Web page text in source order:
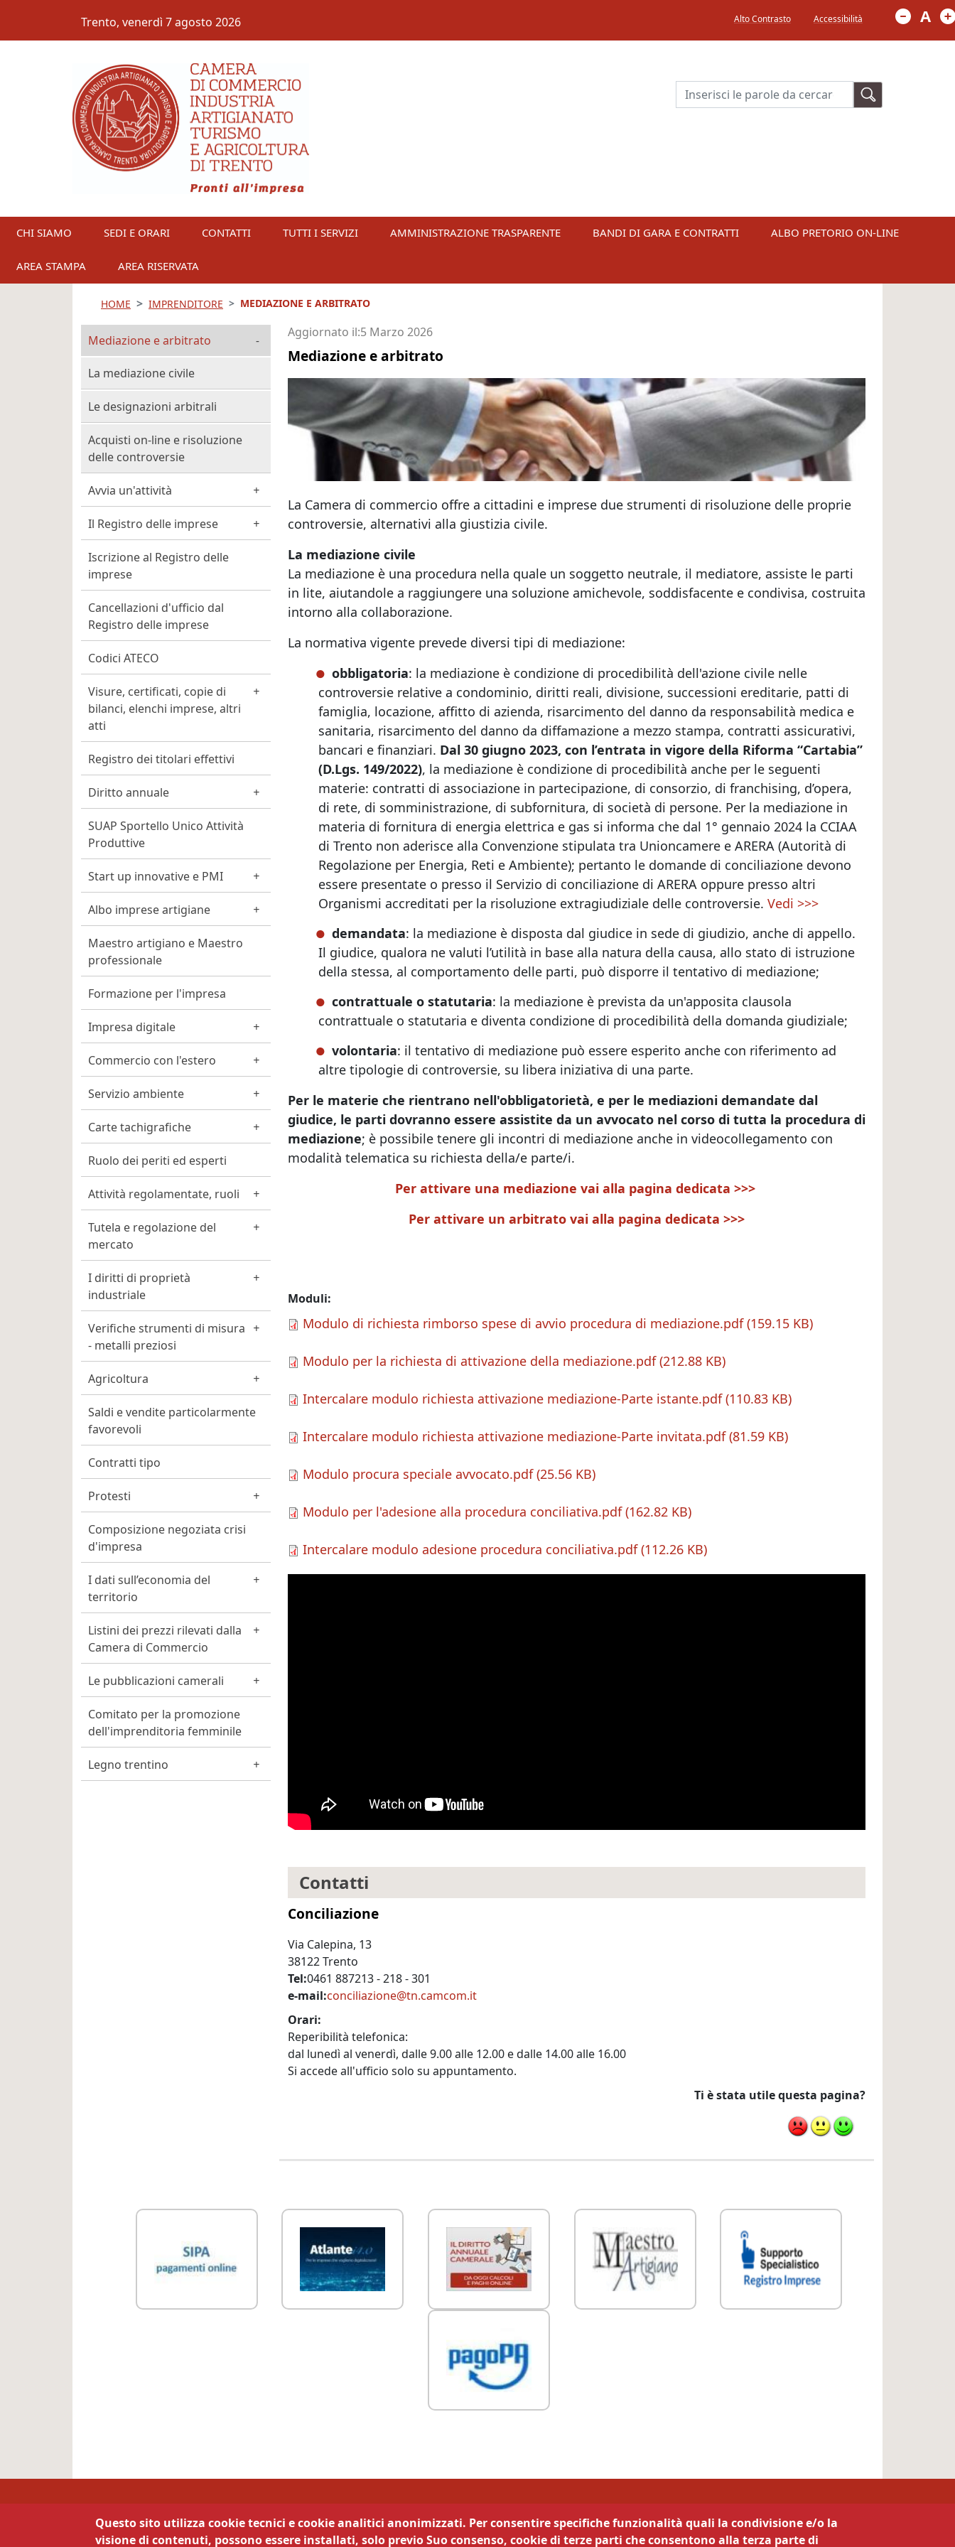
Trento, venerdì 7 agosto 2026 Menù in alto a destra
Alto Contrasto Accessibilità A
Cerca
CHI SIAMO SEDI E ORARI CONTATTI TUTTI I SERVIZI AMMINISTRAZIONE TRASPARENTE BANDI DI GARA E CONTRATTI ALBO PRETORIO ON-LINE
AREA STAMPA AREA RISERVATA
HOME IMPRENDITORE MEDIAZIONE E ARBITRATO
Aggiornato il 5 Marzo 2026
Mediazione e arbitrato
La Camera di commercio offre a cittadini e imprese due strumenti di risoluzione delle proprie
controversie, alternativi alla giustizia civile.
La mediazione civile
La mediazione è una procedura nella quale un soggetto neutrale, il mediatore, assiste le parti
in lite, aiutandole a raggiungere una soluzione amichevole, soddisfacente e condivisa, costruita
intorno alla collaborazione.
La normativa vigente prevede diversi tipi di mediazione:
obbligatoria: la mediazione è condizione di procedibilità dell'azione civile nelle
controversie relative a condominio, diritti reali, divisione, successioni ereditarie, patti di
famiglia, locazione, affitto di azienda, risarcimento del danno da responsabilità medica e
sanitaria, risarcimento del danno da diffamazione a mezzo stampa, contratti assicurativi,
bancari e finanziari. Dal 30 giugno 2023, con l’entrata in vigore della Riforma “Cartabia”
(D.Lgs. 149/2022), la mediazione è condizione di procedibilità anche per le seguenti
materie: contratti di associazione in partecipazione, di consorzio, di franchising, d’opera,
di rete, di somministrazione, di subfornitura, di società di persone. Per la mediazione in
materia di fornitura di energia elettrica e gas si informa che dal 1° gennaio 2024 la CCIAA
di Trento non aderisce alla Convenzione stipulata tra Unioncamere e ARERA (Autorità di
Regolazione per Energia, Reti e Ambiente); pertanto le domande di conciliazione devono
essere presentate o presso il Servizio di conciliazione di ARERA oppure presso altri
Organismi accreditati per la risoluzione extragiudiziale delle controversie. Vedi >>>
demandata: la mediazione è disposta dal giudice in sede di giudizio, anche di appello.
Il giudice, qualora ne valuti l’utilità in base alla natura della causa, allo stato di istruzione
della stessa, al comportamento delle parti, può disporre il tentativo di mediazione;
contrattuale o statutaria: la mediazione è prevista da un'apposita clausola
contrattuale o statutaria e diventa condizione di procedibilità della domanda giudiziale;
volontaria: il tentativo di mediazione può essere esperito anche con riferimento ad
altre tipologie di controversie, su libera iniziativa di una parte.
Per le materie che rientrano nell'obbligatorietà, e per le mediazioni demandate dal
giudice, le parti dovranno essere assistite da un avvocato nel corso di tutta la procedura di
mediazione; è possibile tenere gli incontri di mediazione anche in videocollegamento con
modalità telematica su richiesta della/e parte/i.
Per attivare una mediazione vai alla pagina dedicata >>>
Per attivare un arbitrato vai alla pagina dedicata >>>
Moduli
Modulo di richiesta rimborso spese di avvio procedura di mediazione.pdf 159.15 KB
Modulo per la richiesta di attivazione della mediazione.pdf 212.88 KB
Intercalare modulo richiesta attivazione mediazione-Parte istante.pdf 110.83 KB
Intercalare modulo richiesta attivazione mediazione-Parte invitata.pdf 81.59 KB
Modulo procura speciale avvocato.pdf 25.56 KB
Modulo per l'adesione alla procedura conciliativa.pdf 162.82 KB
Intercalare modulo adesione procedura conciliativa.pdf 112.26 KB
Contatti
Conciliazione
Via Calepina, 13
38122 Trento
Tel 0461 887213 - 218 - 301
e-mail conciliazione@tn.camcom.it
Orari
Reperibilità telefonica:
dal lunedì al venerdì, dalle 9.00 alle 12.00 e dalle 14.00 alle 16.00
Si accede all'ufficio solo su appuntamento.
Ti è stata utile questa pagina?
Cittadino Professionista Imprenditore
Mediazione e arbitrato
La mediazione civile
Le designazioni arbitrali
Acquisti on-line e risoluzione
delle controversie
Avvia un'attività
Il Registro delle imprese
Iscrizione al Registro delle
imprese
Cancellazioni d'ufficio dal
Registro delle imprese
Codici ATECO
Visure, certificati, copie di
bilanci, elenchi imprese, altri
atti
Registro dei titolari effettivi
Diritto annuale
SUAP Sportello Unico Attività
Produttive
Start up innovative e PMI
Albo imprese artigiane
Maestro artigiano e Maestro
professionale
Formazione per l'impresa
Impresa digitale
Commercio con l'estero
Servizio ambiente
Carte tachigrafiche
Ruolo dei periti ed esperti
Attività regolamentate, ruoli
Tutela e regolazione del
mercato
I diritti di proprietà
industriale
Verifiche strumenti di misura
- metalli preziosi
Agricoltura
Saldi e vendite particolarmente
favorevoli
Contratti tipo
Protesti
Composizione negoziata crisi
d'impresa
I dati sull’economia del
territorio
Listini dei prezzi rilevati dalla
Camera di Commercio
Le pubblicazioni camerali
Comitato per la promozione
dell'imprenditoria femminile
Legno trentino
Link Utili
Camera di Commercio di Trento
Questo sito utilizza cookie tecnici e cookie analitici anonimizzati. Per consentire specifiche funzionalità quali la condivisione e/o la
visione di contenuti, possono essere installati, solo previo Suo consenso, cookie di terze parti che consentono alla terza parte di